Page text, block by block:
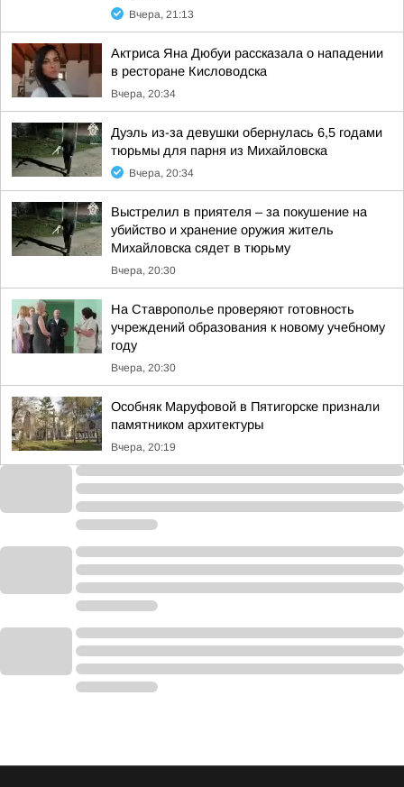
Вчера, 21:13
Актриса Яна Дюбуи рассказала о нападении
в ресторане Кисловодска
Вчера, 20:34
Дуэль из-за девушки обернулась 6,5 годами
тюрьмы для парня из Михайловска
Вчера, 20:34
Выстрелил в приятеля – за покушение на
убийство и хранение оружия житель
Михайловска сядет в тюрьму
Вчера, 20:30
На Ставрополье проверяют готовность
учреждений образования к новому учебному
году
Вчера, 20:30
Особняк Маруфовой в Пятигорске признали
памятником архитектуры
Вчера, 20:19